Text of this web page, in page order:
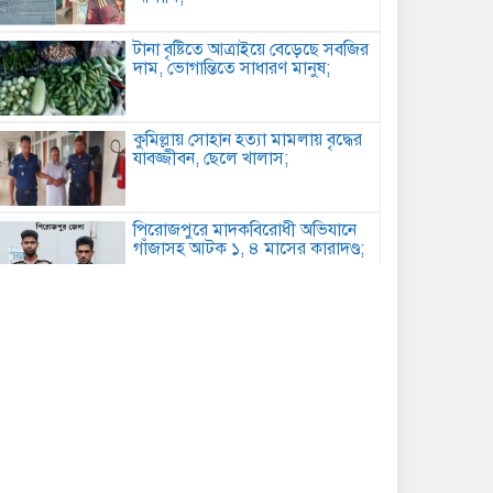
টানা বৃষ্টিতে আত্রাইয়ে বেড়েছে সবজির
দাম, ভোগান্তিতে সাধারণ মানুষ;
কুমিল্লায় সোহান হত্যা মামলায় বৃদ্ধের
যাবজ্জীবন, ছেলে খালাস;
পিরোজপুরে মাদকবিরোধী অভিযানে
গাঁজাসহ আটক ১, ৪ মাসের কারাদণ্ড;